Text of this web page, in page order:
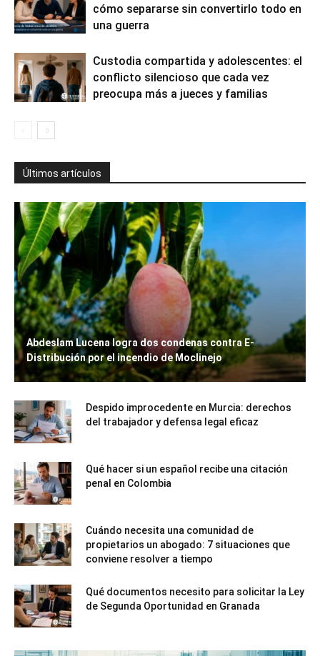
cómo separarse sin convertirlo todo en
una guerra
Custodia compartida y adolescentes: el
conflicto silencioso que cada vez
preocupa más a jueces y familias
Últimos artículos
Abdeslam Lucena logra dos condenas contra E-
Distribución por el incendio de Moclinejo
Despido improcedente en Murcia: derechos
del trabajador y defensa legal eficaz
Qué hacer si un español recibe una citación
penal en Colombia
Cuándo necesita una comunidad de
propietarios un abogado: 7 situaciones que
conviene resolver a tiempo
Qué documentos necesito para solicitar la Ley
de Segunda Oportunidad en Granada